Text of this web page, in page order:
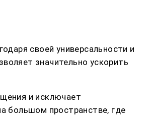
своей универсальности и
значительно ускорить
и исключает
большом пространстве, где